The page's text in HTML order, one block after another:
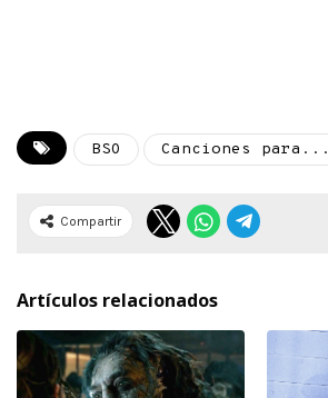
BSO Canciones para...
Compartir
Artículos relacionados